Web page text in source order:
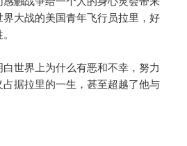
大战的美国青年飞行员拉里，好
世界上为什么有恶和不幸，努力
据拉里的一生，甚至超越了他与
得生命的人，会更有勇气接受这个世